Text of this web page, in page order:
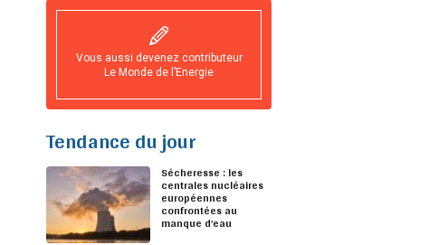
Vous aussi devenez contributeur
Le Monde de l’Energie
Tendance du jour
Sécheresse : les
centrales nucléaires
européennes
confrontées au
manque d’eau